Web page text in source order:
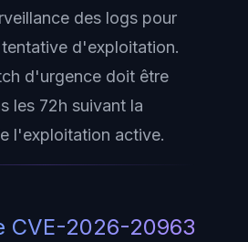
des logs pour
d'exploitation.
d'urgence doit être
les 72h suivant la
l'exploitation active.
CVE-2026-20963